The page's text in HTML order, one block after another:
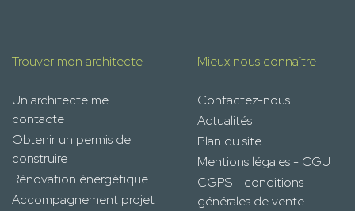
Trouver mon architecte
Un architecte me
contacte
Obtenir un permis de
construire
Rénovation énergétique
Accompagnement projet
Mieux nous connaître
Contactez-nous
Actualités
Plan du site
Mentions légales - CGU
CGPS - conditions
générales de vente